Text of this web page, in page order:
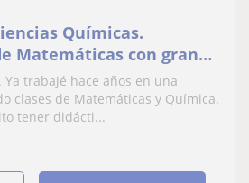
Químicas.
Matemáticas con gran
ámbito.
trabajé hace años en una
clases de Matemáticas y Química.
tener didácti...